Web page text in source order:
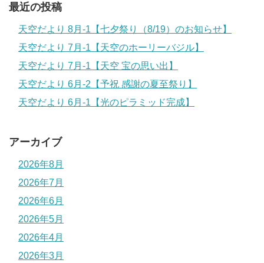
最近の投稿
天空だより 8月-1【七夕祭り（8/19）のお知らせ】
天空だより 7月-1【天空のホーリーバジル】
天空だより 7月-1【天空 宝の思い出】
天空だより 6月-2【予祝 感謝の夏至祭り】
天空だより 6月-1【光のピラミッド完成】
アーカイブ
2026年8月
2026年7月
2026年6月
2026年5月
2026年4月
2026年3月